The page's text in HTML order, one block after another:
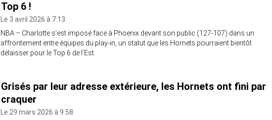
Top 6 !
Le 3 avril 2026 à 7:13
NBA – Charlotte s’est imposé face à Phoenix devant son public (127-107) dans un
affrontement entre équipes du play-in, un statut que les Hornets pourraient bientôt
délaisser pour le Top 6 de l’Est.
Grisés par leur adresse extérieure, les Hornets ont fini par
craquer
Le 29 mars 2026 à 9:58